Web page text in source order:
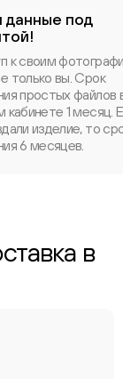
данные под
к своим
только вы. Срок
простых файлов
кабинете 1 месяц.
изделие, то
6 месяцев.
в